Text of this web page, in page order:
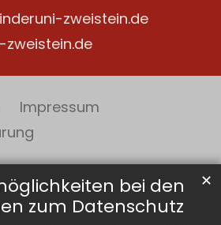
bei den
zum Datenschutz
✕
zweistein.de
zweistein.de
Impressum